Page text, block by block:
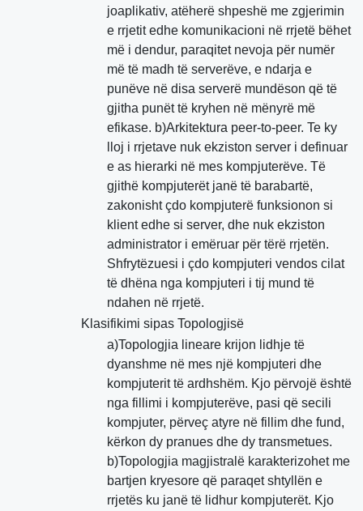
joaplikativ, atëherë shpeshë me zgjerimin
e rrjetit edhe komunikacioni në rrjetë bëhet
më i dendur, paraqitet nevoja për numër
më të madh të serverëve, e ndarja e
punëve në disa serverë mundëson që të
gjitha punët të kryhen në mënyrë më
efikase. b)Arkitektura peer-to-peer. Te ky
lloj i rrjetave nuk ekziston server i definuar
e as hierarki në mes kompjuterëve. Të
gjithë kompjuterët janë të barabartë,
zakonisht çdo kompjuterë funksionon si
klient edhe si server, dhe nuk ekziston
administrator i emëruar për tërë rrjetën.
Shfrytëzuesi i çdo kompjuteri vendos cilat
të dhëna nga kompjuteri i tij mund të
ndahen në rrjetë.
Klasifikimi sipas Topologjisë
a)Topologjia lineare krijon lidhje të
dyanshme në mes një kompjuteri dhe
kompjuterit të ardhshëm. Kjo përvojë është
nga fillimi i kompjuterëve, pasi që secili
kompjuter, përveç atyre në fillim dhe fund,
kërkon dy pranues dhe dy transmetues.
b)Topologjia magjistralë karakterizohet me
bartjen kryesore që paraqet shtyllën e
rrjetës ku janë të lidhur kompjuterët. Kjo